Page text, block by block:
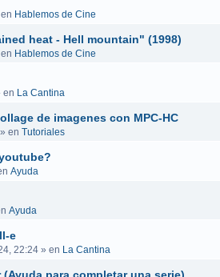
Hablemos de Cine
heat - Hell mountain" (1998)
Hablemos de Cine
en La Cantina
de imagenes con MPC-HC
» en Tutoriales
Ayuda
Ayuda
e
22:24» en La Cantina